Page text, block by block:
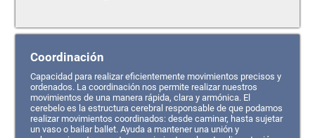
Coordinación
Capacidad para realizar eficientemente movimientos precisos y
ordenados. La coordinación nos permite realizar nuestros
movimientos de una manera rápida, clara y armónica. El
cerebelo es la estructura cerebral responsable de que podamos
realizar movimientos coordinados: desde caminar, hasta sujetar
un vaso o bailar ballet. Ayuda a mantener una unión y